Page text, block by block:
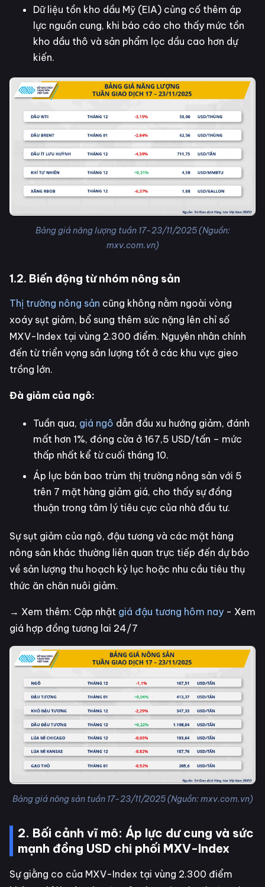
Dữ liệu tồn kho dầu Mỹ (EIA) củng cố thêm áp
lực nguồn cung, khi báo cáo cho thấy mức tồn
kho dầu thô và sản phẩm lọc dầu cao hơn dự
kiến.
Bảng giá năng lượng tuần 17-23/11/2025 (Nguồn:
mxv.com.vn)
1.2. Biến động từ nhóm nông sản
Thị trường nông sản cũng không nằm ngoài vòng
xoáy sụt giảm, bổ sung thêm sức nặng lên chỉ số
MXV-Index tại vùng 2.300 điểm. Nguyên nhân chính
đến từ triển vọng sản lượng tốt ở các khu vực gieo
trồng lớn.
Đà giảm của ngô:
Tuần qua, giá ngô dẫn đầu xu hướng giảm, đánh
mất hơn 1%, đóng cửa ở 167,5 USD/tấn – mức
thấp nhất kể từ cuối tháng 10.
Áp lực bán bao trùm thị trường nông sản với 5
trên 7 mặt hàng giảm giá, cho thấy sự đồng
thuận trong tâm lý tiêu cực của nhà đầu tư.
Sự sụt giảm của ngô, đậu tương và các mặt hàng
nông sản khác thường liên quan trực tiếp đến dự báo
về sản lượng thu hoạch kỷ lục hoặc nhu cầu tiêu thụ
thức ăn chăn nuôi giảm.
→ Xem thêm: Cập nhật giá đậu tương hôm nay - Xem
giá hợp đồng tương lai 24/7
Bảng giá nông sản tuần 17-23/11/2025 (Nguồn: mxv.com.vn)
2. Bối cảnh vĩ mô: Áp lực dư cung và sức
mạnh đồng USD chi phối MXV-Index
Sự giằng co của MXV-Index tại vùng 2.300 điểm